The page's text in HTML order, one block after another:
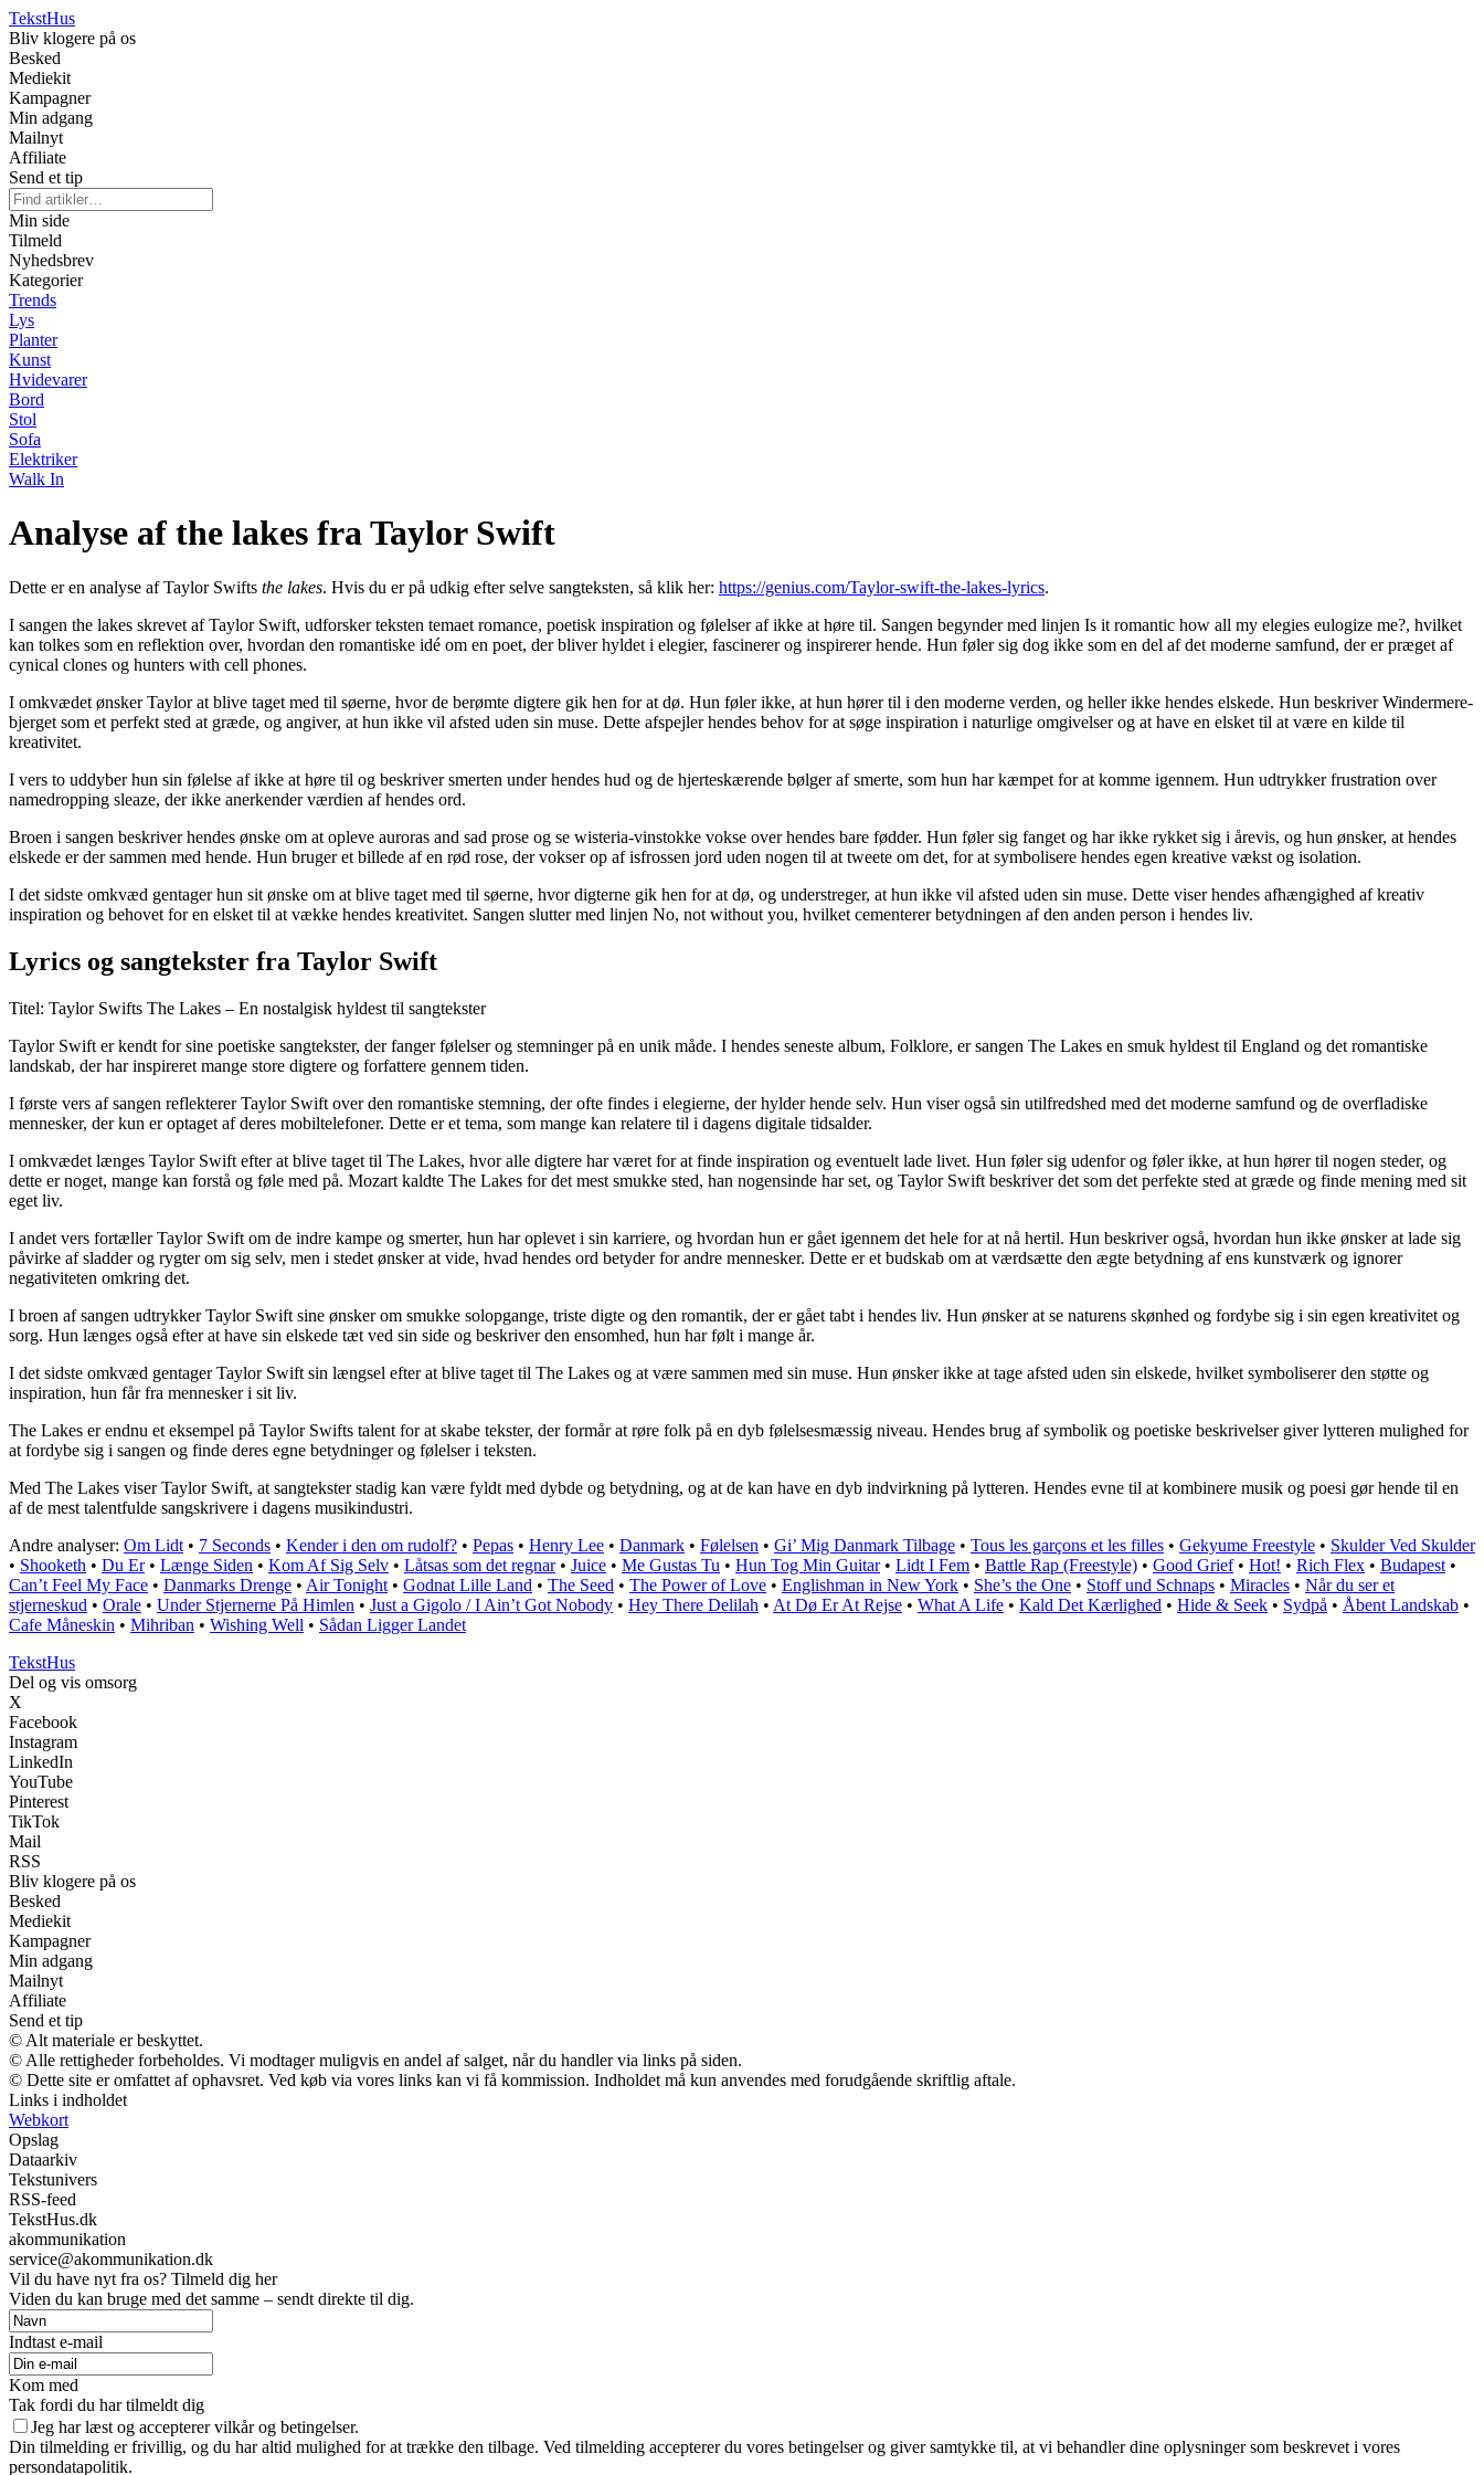
TekstHus
Bliv klogere på os
Besked
Mediekit
Kampagner
Min adgang
Mailnyt
Affiliate
Send et tip
Min side
Tilmeld
Nyhedsbrev
Kategorier
Trends
Lys
Planter
Kunst
Hvidevarer
Bord
Stol
Sofa
Elektriker
Walk In
Analyse af ​the lakes fra Taylor Swift
Dette er en analyse af Taylor Swifts ​the lakes. Hvis du er på udkig efter selve sangteksten, så klik her: https://genius.com/Taylor-swift-the-lakes-lyrics.
I sangen the lakes skrevet af Taylor Swift, udforsker teksten temaet romance, poetisk inspiration og følelser af ikke at høre til. Sangen begynder med linjen Is it romantic how all my elegies eulogize me?, hvilket
kan tolkes som en reflektion over, hvordan den romantiske idé om en poet, der bliver hyldet i elegier, fascinerer og inspirerer hende. Hun føler sig dog ikke som en del af det moderne samfund, der er præget af
cynical clones og hunters with cell phones.
I omkvædet ønsker Taylor at blive taget med til søerne, hvor de berømte digtere gik hen for at dø. Hun føler ikke, at hun hører til i den moderne verden, og heller ikke hendes elskede. Hun beskriver Windermere-
bjerget som et perfekt sted at græde, og angiver, at hun ikke vil afsted uden sin muse. Dette afspejler hendes behov for at søge inspiration i naturlige omgivelser og at have en elsket til at være en kilde til
kreativitet.
I vers to uddyber hun sin følelse af ikke at høre til og beskriver smerten under hendes hud og de hjerteskærende bølger af smerte, som hun har kæmpet for at komme igennem. Hun udtrykker frustration over
namedropping sleaze, der ikke anerkender værdien af hendes ord.
Broen i sangen beskriver hendes ønske om at opleve auroras and sad prose og se wisteria-vinstokke vokse over hendes bare fødder. Hun føler sig fanget og har ikke rykket sig i årevis, og hun ønsker, at hendes
elskede er der sammen med hende. Hun bruger et billede af en rød rose, der vokser op af isfrossen jord uden nogen til at tweete om det, for at symbolisere hendes egen kreative vækst og isolation.
I det sidste omkvæd gentager hun sit ønske om at blive taget med til søerne, hvor digterne gik hen for at dø, og understreger, at hun ikke vil afsted uden sin muse. Dette viser hendes afhængighed af kreativ
inspiration og behovet for en elsket til at vække hendes kreativitet. Sangen slutter med linjen No, not without you, hvilket cementerer betydningen af den anden person i hendes liv.
Lyrics og sangtekster fra Taylor Swift
Titel: Taylor Swifts The Lakes – En nostalgisk hyldest til sangtekster
Taylor Swift er kendt for sine poetiske sangtekster, der fanger følelser og stemninger på en unik måde. I hendes seneste album, Folklore, er sangen The Lakes en smuk hyldest til England og det romantiske
landskab, der har inspireret mange store digtere og forfattere gennem tiden.
I første vers af sangen reflekterer Taylor Swift over den romantiske stemning, der ofte findes i elegierne, der hylder hende selv. Hun viser også sin utilfredshed med det moderne samfund og de overfladiske
mennesker, der kun er optaget af deres mobiltelefoner. Dette er et tema, som mange kan relatere til i dagens digitale tidsalder.
I omkvædet længes Taylor Swift efter at blive taget til The Lakes, hvor alle digtere har været for at finde inspiration og eventuelt lade livet. Hun føler sig udenfor og føler ikke, at hun hører til nogen steder, og
dette er noget, mange kan forstå og føle med på. Mozart kaldte The Lakes for det mest smukke sted, han nogensinde har set, og Taylor Swift beskriver det som det perfekte sted at græde og finde mening med sit
eget liv.
I andet vers fortæller Taylor Swift om de indre kampe og smerter, hun har oplevet i sin karriere, og hvordan hun er gået igennem det hele for at nå hertil. Hun beskriver også, hvordan hun ikke ønsker at lade sig
påvirke af sladder og rygter om sig selv, men i stedet ønsker at vide, hvad hendes ord betyder for andre mennesker. Dette er et budskab om at værdsætte den ægte betydning af ens kunstværk og ignorer
negativiteten omkring det.
I broen af sangen udtrykker Taylor Swift sine ønsker om smukke solopgange, triste digte og den romantik, der er gået tabt i hendes liv. Hun ønsker at se naturens skønhed og fordybe sig i sin egen kreativitet og
sorg. Hun længes også efter at have sin elskede tæt ved sin side og beskriver den ensomhed, hun har følt i mange år.
I det sidste omkvæd gentager Taylor Swift sin længsel efter at blive taget til The Lakes og at være sammen med sin muse. Hun ønsker ikke at tage afsted uden sin elskede, hvilket symboliserer den støtte og
inspiration, hun får fra mennesker i sit liv.
The Lakes er endnu et eksempel på Taylor Swifts talent for at skabe tekster, der formår at røre folk på en dyb følelsesmæssig niveau. Hendes brug af symbolik og poetiske beskrivelser giver lytteren mulighed for
at fordybe sig i sangen og finde deres egne betydninger og følelser i teksten.
Med The Lakes viser Taylor Swift, at sangtekster stadig kan være fyldt med dybde og betydning, og at de kan have en dyb indvirkning på lytteren. Hendes evne til at kombinere musik og poesi gør hende til en
af ​​de mest talentfulde sangskrivere i dagens musikindustri.
Andre analyser: Om Lidt • 7 Seconds • Kender i den om rudolf? • Pepas • Henry Lee • Danmark • Følelsen • Gi’ Mig Danmark Tilbage • Tous les garçons et les filles • Gekyume Freestyle • Skulder Ved Skulder
• Shooketh • Du Er• Længe Siden • Kom Af Sig Selv • Låtsas som det regnar• Juice • Me Gustas Tu • Hun Tog Min Guitar• Lidt I Fem • Battle Rap (Freestyle) • Good Grief• Hot! • Rich Flex • Budapest •
Can’t Feel My Face • Danmarks Drenge • Air Tonight • Godnat Lille Land • The Seed • The Power of Love • Englishman in New York • She’s the One • Stoff und Schnaps • Miracles • Når du ser et
stjerneskud • Orale • Under Stjernerne På Himlen • Just a Gigolo / I Ain’t Got Nobody • Hey There Delilah • At Dø Er At Rejse • What A Life • Kald Det Kærlighed • Hide & Seek • Sydpå • Åbent Landskab •
Cafe Måneskin • Mihriban • Wishing Well • Sådan Ligger Landet
TekstHus
Del og vis omsorg
X
Facebook
Instagram
LinkedIn
YouTube
Pinterest
TikTok
Mail
RSS
Bliv klogere på os
Besked
Mediekit
Kampagner
Min adgang
Mailnyt
Affiliate
Send et tip
© Alt materiale er beskyttet.
© Alle rettigheder forbeholdes. Vi modtager muligvis en andel af salget, når du handler via links på siden.
© Dette site er omfattet af ophavsret. Ved køb via vores links kan vi få kommission. Indholdet må kun anvendes med forudgående skriftlig aftale.
Links i indholdet
Webkort
Opslag
Dataarkiv
Tekstunivers
RSS-feed
TekstHus.dk
akommunikation
service@akommunikation.dk
Vil du have nyt fra os? Tilmeld dig her
Viden du kan bruge med det samme – sendt direkte til dig.
Indtast e-mail
Kom med
Tak fordi du har tilmeldt dig
Jeg har læst og accepterer vilkår og betingelser.
Din tilmelding er frivillig, og du har altid mulighed for at trække den tilbage. Ved tilmelding accepterer du vores betingelser og giver samtykke til, at vi behandler dine oplysninger som beskrevet i vores
persondatapolitik.